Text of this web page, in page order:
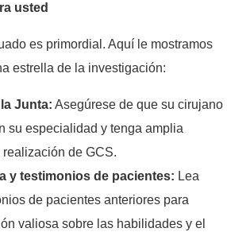
usted
es primordial. Aquí le mostramos
estrella de la investigación:
Junta: Asegúrese de que su cirujano
su especialidad y tenga amplia
de GCS.
y testimonios de pacientes: Lea
de pacientes anteriores para
valiosa sobre las habilidades y el